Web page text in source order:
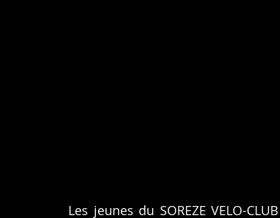
Les jeunes du SOREZE VELO-